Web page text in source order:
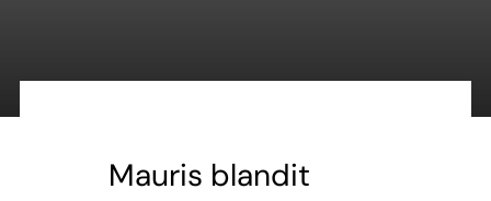
Mauris blandit